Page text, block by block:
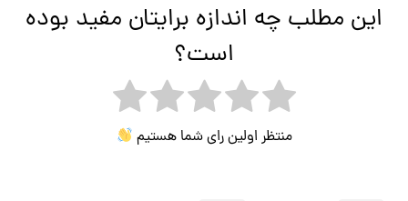
این مطلب چه اندازه برایتان مفید بوده
است؟
منتظر اولین رای شما هستیم